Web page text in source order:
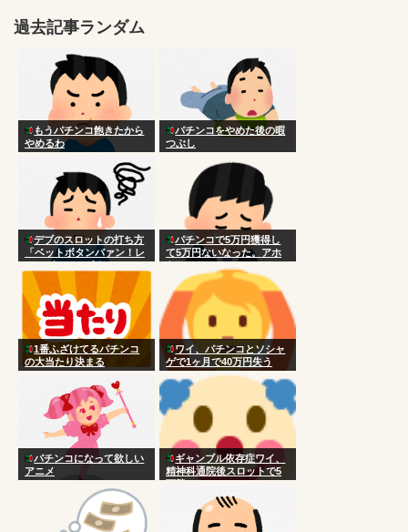
過去記事ランダム
もうパチンコ飽きたから
やめるわ
パチンコをやめた後の暇
つぶし
デブのスロットの打ち方
「ベットボタンバァン！レ
バーガァン！ボタンベシッ
ベシッベシッ！」
パチンコで5万円獲得し
て5万円ないなった。アホ
らし
1番ふざけてるパチンコ
の大当たり決まる
ワイ、パチンコとソシャ
ゲで1ヶ月で40万円失う
パチンコになって欲しい
アニメ
ギャンブル依存症ワイ、
精神科通院後スロットで5
万勝ち